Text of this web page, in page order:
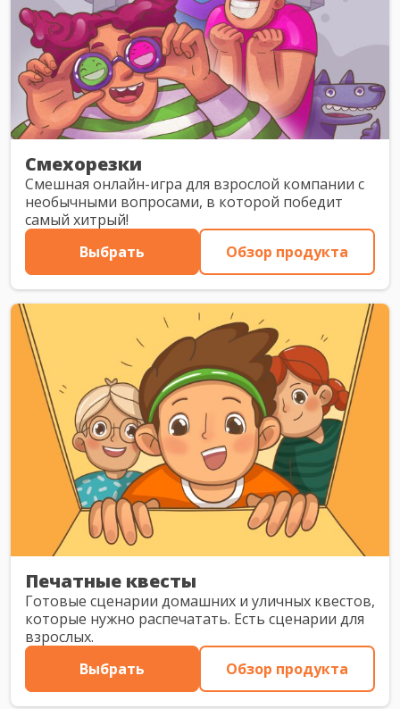
Смехорезки
Смешная онлайн-игра для взрослой компании с
необычными вопросами, в которой победит
самый хитрый!
Выбрать
Обзор продукта
Печатные квесты
Готовые сценарии домашних и уличных квестов,
которые нужно распечатать. Есть сценарии для
взрослых.
Выбрать
Обзор продукта